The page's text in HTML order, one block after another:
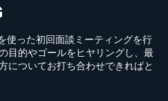
使った初回面談ミーティングを行
目的やゴールをヒヤリングし、最
についてお打ち合わせできればと